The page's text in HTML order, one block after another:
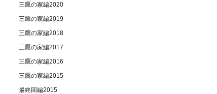
三鷹の家編2020
三鷹の家編2019
三鷹の家編2018
三鷹の家編2017
三鷹の家編2016
三鷹の家編2015
最終回編2015